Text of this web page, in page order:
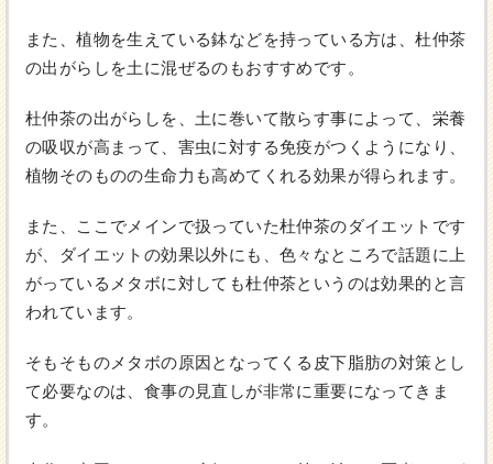
また、植物を生えている鉢などを持っている方は、杜仲茶
の出がらしを土に混ぜるのもおすすめです。
杜仲茶の出がらしを、土に巻いて散らす事によって、栄養
の吸収が高まって、害虫に対する免疫がつくようになり、
植物そのものの生命力も高めてくれる効果が得られます。
また、ここでメインで扱っていた杜仲茶のダイエットです
が、ダイエットの効果以外にも、色々なところで話題に上
がっているメタボに対しても杜仲茶というのは効果的と言
われています。
そもそものメタボの原因となってくる皮下脂肪の対策とし
て必要なのは、食事の見直しが非常に重要になってきま
す。